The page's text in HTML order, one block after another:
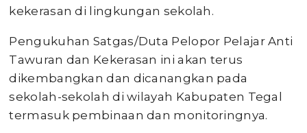
kekerasan di lingkungan sekolah.
Pengukuhan Satgas/Duta Pelopor Pelajar Anti
Tawuran dan Kekerasan ini akan terus
dikembangkan dan dicanangkan pada
sekolah-sekolah di wilayah Kabupaten Tegal
termasuk pembinaan dan monitoringnya.